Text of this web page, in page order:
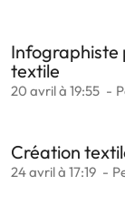
Infographiste
textile
20 avril à 19:55
Création
24 avril à 17:19